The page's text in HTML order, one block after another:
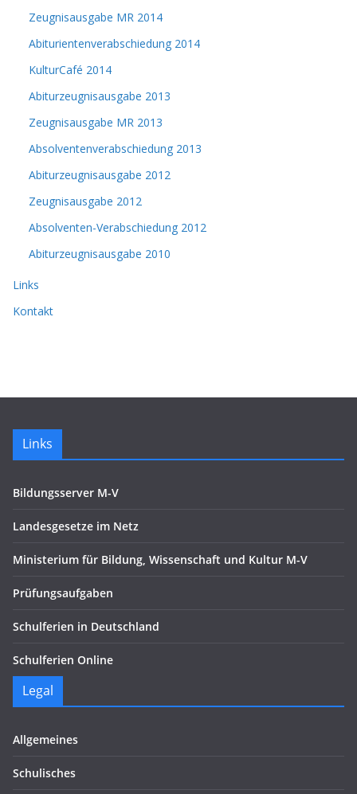
Zeugnisausgabe MR 2014
Abiturientenverabschiedung 2014
KulturCafé 2014
Abiturzeugnisausgabe 2013
Zeugnisausgabe MR 2013
Absolventenverabschiedung 2013
Abiturzeugnisausgabe 2012
Zeugnisausgabe 2012
Absolventen-Verabschiedung 2012
Abiturzeugnisausgabe 2010
Links
Kontakt
Links
Bildungsserver M-V
Landesgesetze im Netz
Ministerium für Bildung, Wissenschaft und Kultur M-V
Prüfungsaufgaben
Schulferien in Deutschland
Schulferien Online
Legal
Allgemeines
Schulisches